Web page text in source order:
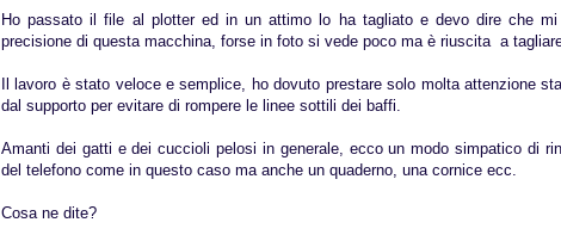
Ho passato il file al plotter ed in un attimo lo ha tagliato e devo dire che
precisione di questa macchina, forse in foto si vede poco ma è riuscita a
Il lavoro è stato veloce e semplice, ho dovuto prestare solo molta attenzione
dal supporto per evitare di rompere le linee sottili dei baffi.
Amanti dei gatti e dei cuccioli pelosi in generale, ecco un modo simpatico di
del telefono come in questo caso ma anche un quaderno, una cornice ecc.
Cosa ne dite?